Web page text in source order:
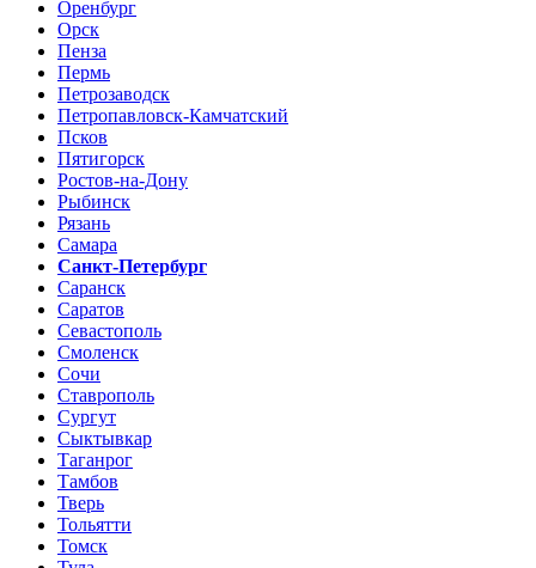
Оренбург
Орск
Пенза
Пермь
Петрозаводск
Петропавловск-Камчатский
Псков
Пятигорск
Ростов-на-Дону
Рыбинск
Рязань
Самара
Санкт-Петербург
Саранск
Саратов
Севастополь
Смоленск
Сочи
Ставрополь
Сургут
Сыктывкар
Таганрог
Тамбов
Тверь
Тольятти
Томск